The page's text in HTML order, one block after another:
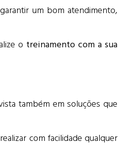
um bom atendimento,
o treinamento com a sua
também em soluções que
com facilidade qualquer